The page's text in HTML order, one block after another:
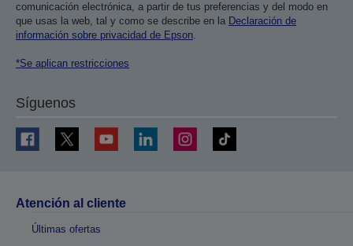
comunicación electrónica, a partir de tus preferencias y del modo en
que usas la web, tal y como se describe en la Declaración de
información sobre privacidad de Epson.
*Se aplican restricciones
Síguenos
Atención al cliente
Últimas ofertas